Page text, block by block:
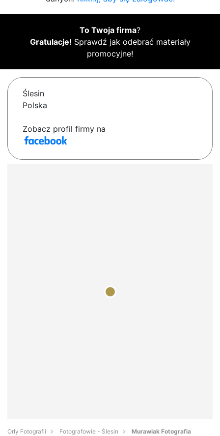
To Twoja firma?
Gratulacje! Sprawdź jak odebrać materiały
promocyjne!
Ślesin
Polska
Zobacz profil firmy na
Orły Fotografii Fotografowie - Ślesin Murawiak Fotografia